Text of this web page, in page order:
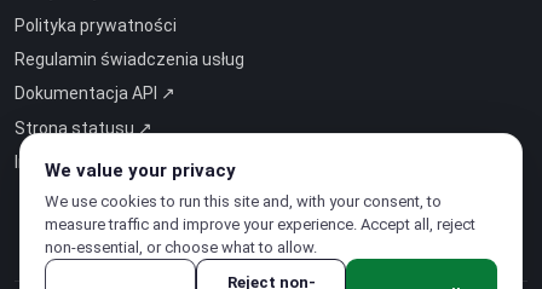
Polityka prywatności
Regulamin świadczenia usług
Dokumentacja API ↗
Strona statusu ↗
Inteligencja jako usługa ↗
We value your privacy
We use cookies to run this site and, with your consent, to
measure traffic and improve your experience. Accept all, reject
non-essential, or choose what to allow.
Reject non-